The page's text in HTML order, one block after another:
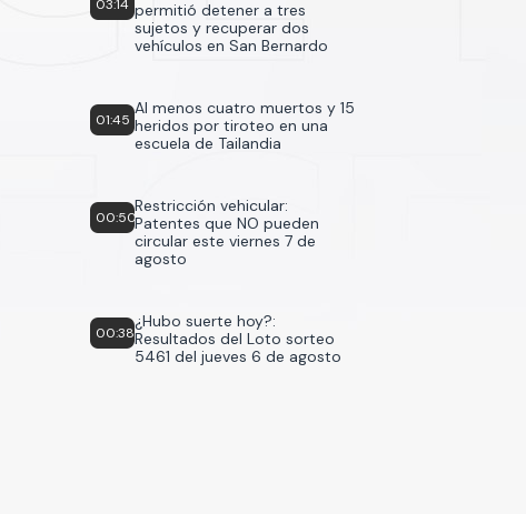
03:14 permitió detener a tres
sujetos y recuperar dos
vehículos en San Bernardo
01:45
Al menos cuatro muertos y 15
heridos por tiroteo en una
escuela de Tailandia
00:50
Restricción vehicular:
Patentes que NO pueden
circular este viernes 7 de
agosto
00:38
¿Hubo suerte hoy?:
Resultados del Loto sorteo
5461 del jueves 6 de agosto